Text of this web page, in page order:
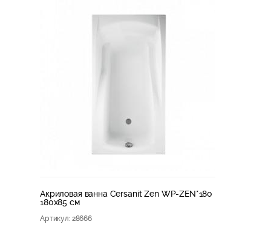
Акриловая ванна Cersanit Zen WP-ZEN*180
180x85 см
Артикул: 28666